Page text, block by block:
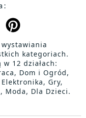
kategoriach.
12 działach:
Dom i Ogród,
Gry,
Moda, Dla Dzieci.